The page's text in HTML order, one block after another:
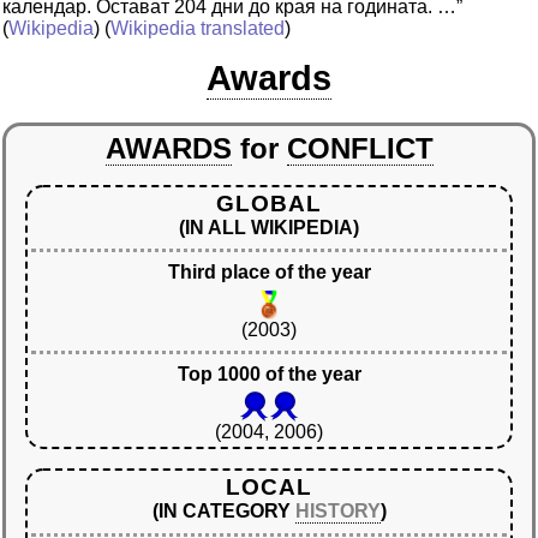
календар. Остават 204 дни до края на годината. …”
(Wikipedia) (Wikipedia translated)
Awards
AWARDS for CONFLICT
GLOBAL
(IN ALL WIKIPEDIA)
Third place of the year
(2003)
Top 1000 of the year
(2004, 2006)
LOCAL
(IN CATEGORY HISTORY)